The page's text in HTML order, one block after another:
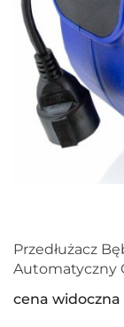
Przedłużacz
Automatyczny
cena